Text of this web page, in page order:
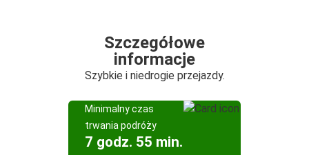
Szczegółowe
informacje
Szybkie i niedrogie przejazdy.
Minimalny czas
trwania podróży
7 godz. 55 min.